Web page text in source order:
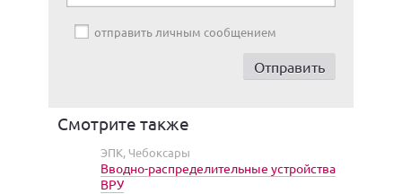
отправить личным сообщением
Смотрите также
ЭПК, Чебоксары
Вводно-распределительные устройства
ВРУ